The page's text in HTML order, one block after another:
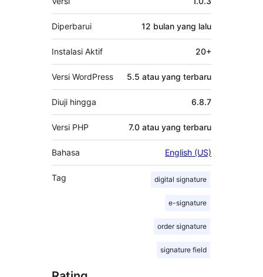
Diperbarui 12 bulan yang lalu
Instalasi Aktif 20+
Versi WordPress 5.5 atau yang terbaru
Diuji hingga 6.8.7
Versi PHP 7.0 atau yang terbaru
Bahasa English (US)
Tag digital signature
e-signature
order signature
signature field